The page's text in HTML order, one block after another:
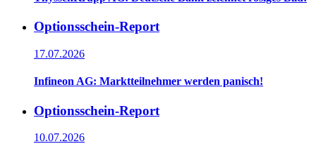
Optionsschein-Report
17.07.2026
Infineon AG: Marktteilnehmer werden panisch!
Optionsschein-Report
10.07.2026